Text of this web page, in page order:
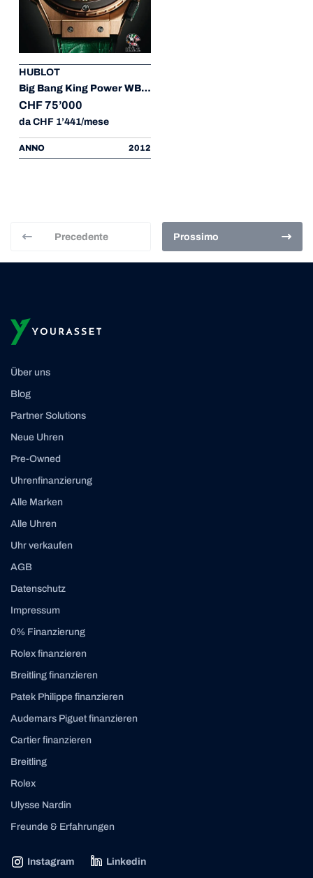
HUBLOT
Big Bang King Power WBC Boxing Champions Piece Unique
CHF 75’000
da CHF 1’441/mese
ANNO 2012
Precedente Prossimo
Über uns
Blog
Partner Solutions
Neue Uhren
Pre-Owned
Uhrenfinanzierung
Alle Marken
Alle Uhren
Uhr verkaufen
AGB
Datenschutz
Impressum
0% Finanzierung
Rolex finanzieren
Breitling finanzieren
Patek Philippe finanzieren
Audemars Piguet finanzieren
Cartier finanzieren
Breitling
Rolex
Ulysse Nardin
Freunde & Erfahrungen
Instagram Linkedin